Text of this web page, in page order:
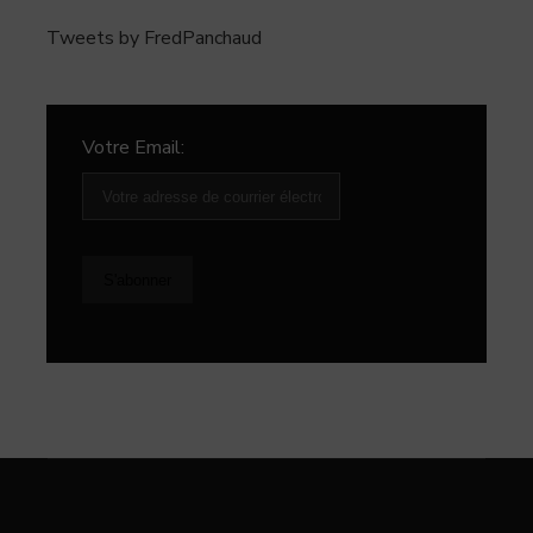
Tweets by FredPanchaud
Votre Email: